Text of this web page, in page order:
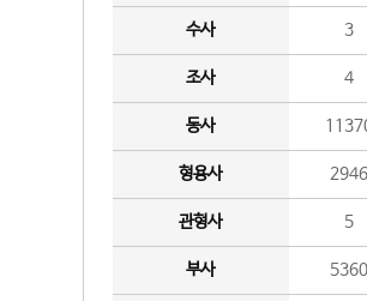
수사 3
조사 4
동사
형용사 2946
관형사 5
부사 5360